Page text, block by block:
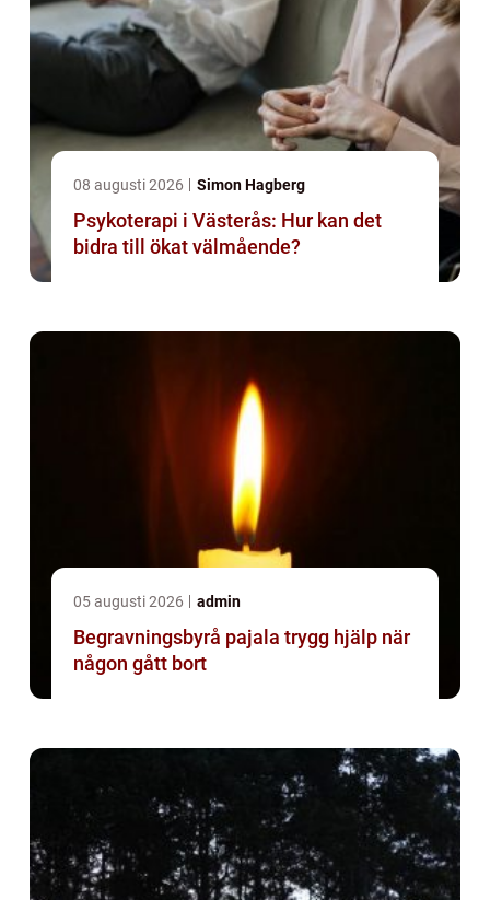
08 augusti 2026 Simon Hagberg
Psykoterapi i Västerås: Hur kan det
bidra till ökat välmående?
05 augusti 2026 admin
Begravningsbyrå pajala trygg hjälp när
någon gått bort